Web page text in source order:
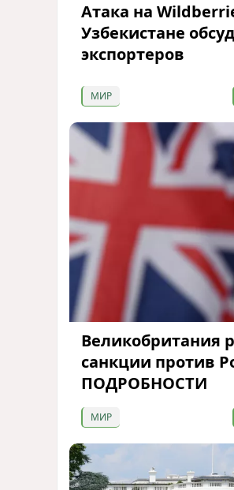
Атака на
Узбекистане
экспортеров
МИР
Великобритания
санкции против
ПОДРОБНОСТИ
МИР